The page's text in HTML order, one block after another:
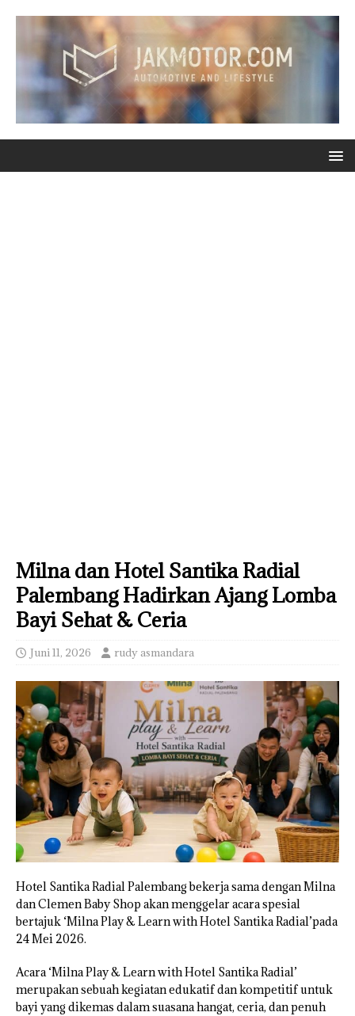
Milna dan Hotel Santika Radial
Palembang Hadirkan Ajang Lomba
Bayi Sehat & Ceria
Juni 11, 2026 rudy asmandara
Hotel Santika Radial Palembang bekerja sama dengan Milna
dan Clemen Baby Shop akan menggelar acara spesial
bertajuk ‘Milna Play & Learn with Hotel Santika Radial’pada
24 Mei 2026.
Acara ‘Milna Play & Learn with Hotel Santika Radial’
merupakan sebuah kegiatan edukatif dan kompetitif untuk
bayi yang dikemas dalam suasana hangat, ceria, dan penuh